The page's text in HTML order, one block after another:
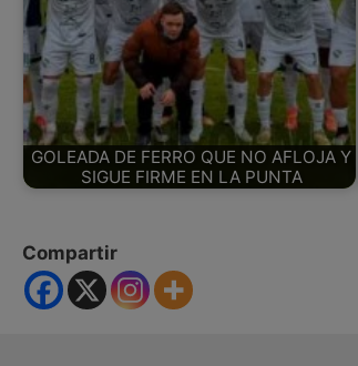
GOLEADA DE FERRO QUE NO AFLOJA Y
SIGUE FIRME EN LA PUNTA
Compartir